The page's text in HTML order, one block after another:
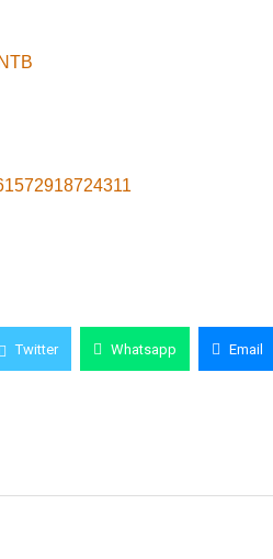
Twitter Whatsapp Email